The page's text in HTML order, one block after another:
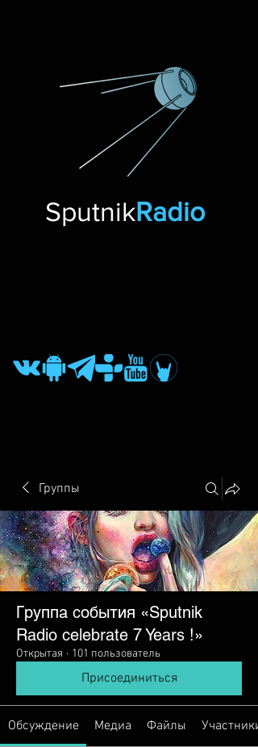
SputnikRadio
Группы
Группа события «Sputnik
Radio сelebrate 7 Years !»
Открытая · 101 пользователь
Присоединиться
Обсуждение Медиа Файлы Участники